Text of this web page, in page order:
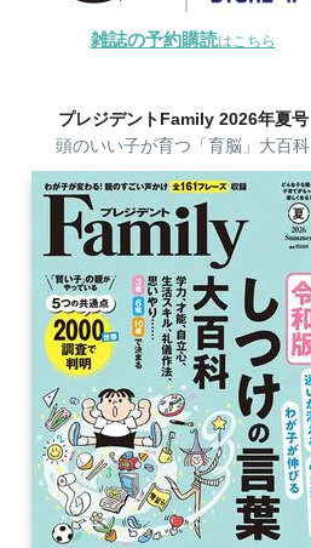
雑誌の予約購読はこちら
プレジデントFamily 2026年夏号
頭のいい子が育つ「育脳」大百科